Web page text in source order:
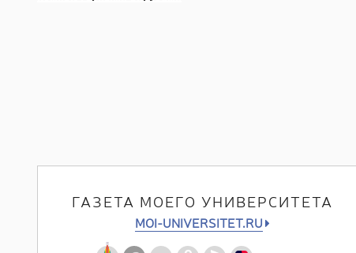
ГАЗЕТА МОЕГО УНИВЕРСИТЕТА
MOI-UNIVERSITET.RU